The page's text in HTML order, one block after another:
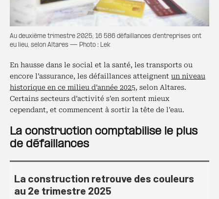
Au deuxième trimestre 2025, 16 586 défaillances d’entreprises ont
eu lieu, selon Altares — Photo : Lek
En hausse dans le social et la santé, les transports ou
encore l’assurance, les défaillances atteignent un niveau
historique en ce milieu d’année 2025, selon Altares.
Certains secteurs d’activité s’en sortent mieux
cependant, et commencent à sortir la tête de l’eau.
La construction comptabilise le plus
de défaillances